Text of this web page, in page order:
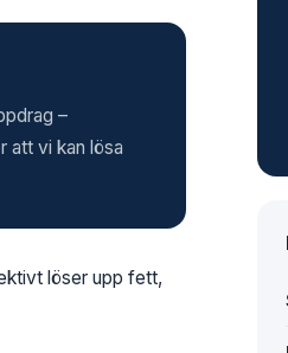
–
att vi kan lösa
löser upp fett,